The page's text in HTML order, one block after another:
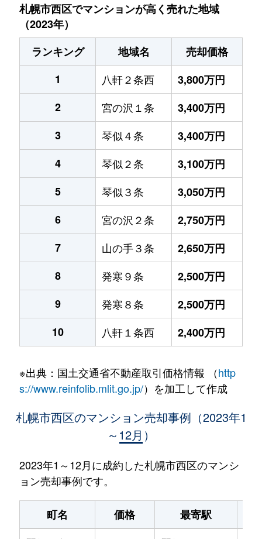
札幌市西区でマンションが高く売れた地域
（2023年）
ランキング
地域名
売却価格
1
八軒２条西
3,800万円
2
宮の沢１条
3,400万円
3
琴似４条
3,400万円
4
琴似２条
3,100万円
5
琴似３条
3,050万円
6
宮の沢２条
2,750万円
7
山の手３条
2,650万円
8
発寒９条
2,500万円
9
発寒８条
2,500万円
10
八軒１条西 2,400万円
※出典：国土交通省不動産取引価格情報 （http
s://www.reinfolib.mlit.go.jp/）を加工して作成
札幌市西区のマンション売却事例（2023年1
～12月）
2023年1～12月に成約した札幌市西区のマンシ
ョン売却事例です。
町名 価格 最寄駅